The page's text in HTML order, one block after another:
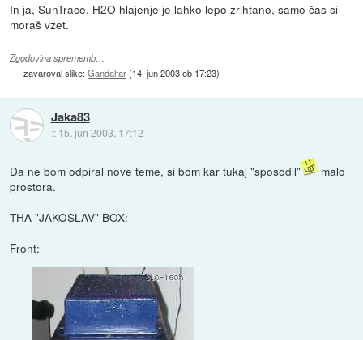
In ja, SunTrace, H2O hlajenje je lahko lepo zrihtano, samo čas si
moraš vzet.
Zgodovina sprememb…
zavaroval slike:Gandalfar(14. jun 2003 ob 17:23)
Jaka83
:: 15. jun 2003, 17:12
Da ne bom odpiral nove teme, si bom kar tukaj "sposodil"
malo
prostora.
THA "JAKOSLAV" BOX:
Front: